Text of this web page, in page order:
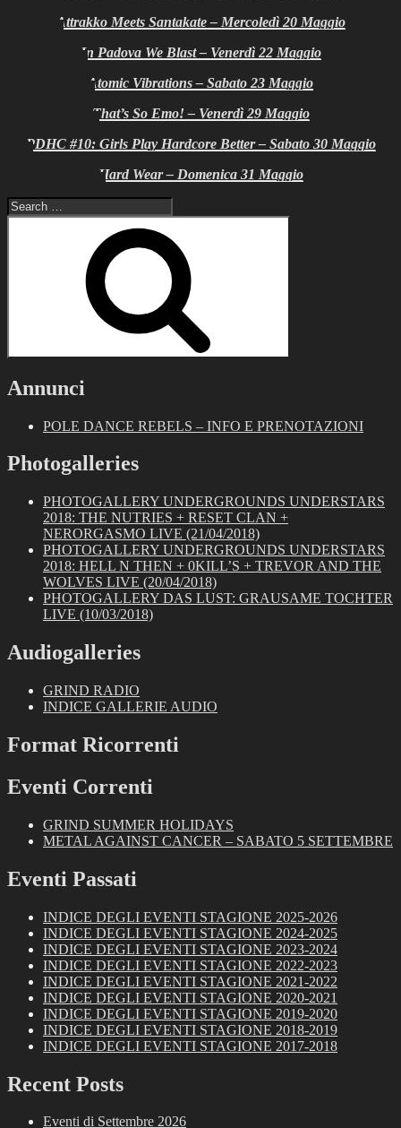
Attrakko Meets Santakate – Mercoledì 20 Maggio
In Padova We Blast – Venerdì 22 Maggio
Atomic Vibrations – Sabato 23 Maggio
That’s So Emo! – Venerdì 29 Maggio
PDHC #10: Girls Play Hardcore Better – Sabato 30 Maggio
Hard Wear – Domenica 31 Maggio
Search
for:
Annunci
POLE DANCE REBELS – INFO E PRENOTAZIONI
Photogalleries
PHOTOGALLERY UNDERGROUNDS UNDERSTARS
2018: THE NUTRIES + RESET CLAN +
NERORGASMO LIVE (21/04/2018)
PHOTOGALLERY UNDERGROUNDS UNDERSTARS
2018: HELL N THEN + 0KILL’S + TREVOR AND THE
WOLVES LIVE (20/04/2018)
PHOTOGALLERY DAS LUST: GRAUSAME TOCHTER
LIVE (10/03/2018)
Audiogalleries
GRIND RADIO
INDICE GALLERIE AUDIO
Format Ricorrenti
Eventi Correnti
GRIND SUMMER HOLIDAYS
METAL AGAINST CANCER – SABATO 5 SETTEMBRE
Eventi Passati
INDICE DEGLI EVENTI STAGIONE 2025-2026
INDICE DEGLI EVENTI STAGIONE 2024-2025
INDICE DEGLI EVENTI STAGIONE 2023-2024
INDICE DEGLI EVENTI STAGIONE 2022-2023
INDICE DEGLI EVENTI STAGIONE 2021-2022
INDICE DEGLI EVENTI STAGIONE 2020-2021
INDICE DEGLI EVENTI STAGIONE 2019-2020
INDICE DEGLI EVENTI STAGIONE 2018-2019
INDICE DEGLI EVENTI STAGIONE 2017-2018
Recent Posts
Eventi di Settembre 2026